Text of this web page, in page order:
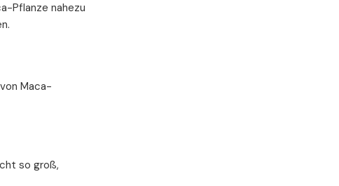
Pflanze nahezu
Maca-
so groß,